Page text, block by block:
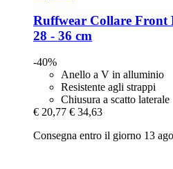
Ruffwear Collare Front
28 -​ 36 cm
-40%
Anello a V in alluminio
Resistente agli strappi
Chiusura a scatto laterale
€ 20,77 € 34,63
Consegna entro il giorno 13